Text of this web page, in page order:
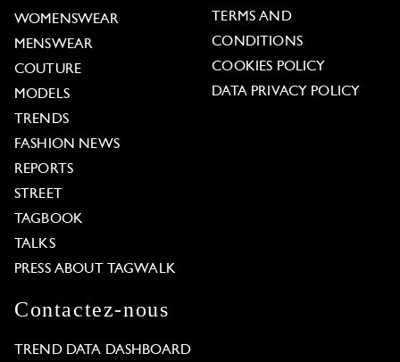
WOMENSWEAR
MENSWEAR
COUTURE
MODELS
TRENDS
FASHION NEWS
REPORTS
STREET
TAGBOOK
TALKS
PRESS ABOUT TAGWALK
TERMS AND
CONDITIONS
COOKIES POLICY
DATA PRIVACY POLICY
Contactez-nous
TREND DATA DASHBOARD